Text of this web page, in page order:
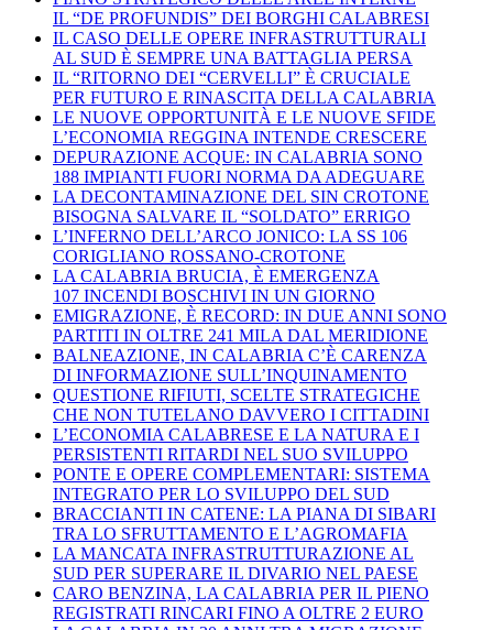
IL “DE PROFUNDIS” DEI BORGHI CALABRESI
IL CASO DELLE OPERE INFRASTRUTTURALI
AL SUD È SEMPRE UNA BATTAGLIA PERSA
IL “RITORNO DEI “CERVELLI” È CRUCIALE
PER FUTURO E RINASCITA DELLA CALABRIA
LE NUOVE OPPORTUNITÀ E LE NUOVE SFIDE
L’ECONOMIA REGGINA INTENDE CRESCERE
DEPURAZIONE ACQUE: IN CALABRIA SONO
188 IMPIANTI FUORI NORMA DA ADEGUARE
LA DECONTAMINAZIONE DEL SIN CROTONE
BISOGNA SALVARE IL “SOLDATO” ERRIGO
L’INFERNO DELL’ARCO JONICO: LA SS 106
CORIGLIANO ROSSANO-CROTONE
LA CALABRIA BRUCIA, È EMERGENZA
107 INCENDI BOSCHIVI IN UN GIORNO
EMIGRAZIONE, È RECORD: IN DUE ANNI SONO
PARTITI IN OLTRE 241 MILA DAL MERIDIONE
BALNEAZIONE, IN CALABRIA C’È CARENZA
DI INFORMAZIONE SULL’INQUINAMENTO
QUESTIONE RIFIUTI, SCELTE STRATEGICHE
CHE NON TUTELANO DAVVERO I CITTADINI
L’ECONOMIA CALABRESE E LA NATURA E I
PERSISTENTI RITARDI NEL SUO SVILUPPO
PONTE E OPERE COMPLEMENTARI: SISTEMA
INTEGRATO PER LO SVILUPPO DEL SUD
BRACCIANTI IN CATENE: LA PIANA DI SIBARI
TRA LO SFRUTTAMENTO E L’AGROMAFIA
LA MANCATA INFRASTRUTTURAZIONE AL
SUD PER SUPERARE IL DIVARIO NEL PAESE
CARO BENZINA, LA CALABRIA PER IL PIENO
REGISTRATI RINCARI FINO A OLTRE 2 EURO